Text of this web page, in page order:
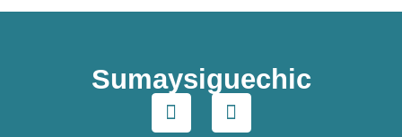
Sumaysiguechic